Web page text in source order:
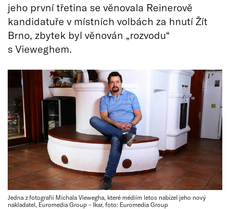
jeho první třetina se věnovala Reinerově
kandidatuře v místních volbách za hnutí Žít
Brno, zbytek byl věnován „rozvodu“
s Vieweghem.
Jedna z fotografií Michala Viewegha, které médiím letos nabízel jeho nový
nakladatel, Euromedia Group – Ikar, foto: Euromedia Group